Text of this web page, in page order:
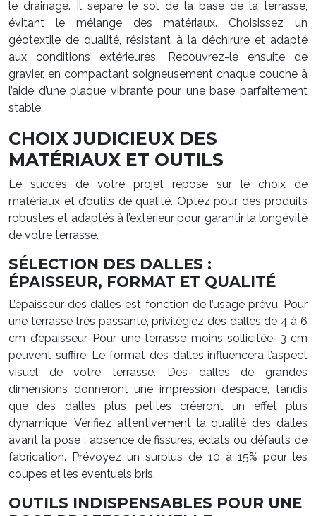
le drainage. Il sépare le sol de la base de la terrasse,
évitant le mélange des matériaux. Choisissez un
géotextile de qualité, résistant à la déchirure et adapté
aux conditions extérieures. Recouvrez-le ensuite de
gravier, en compactant soigneusement chaque couche à
l’aide d’une plaque vibrante pour une base parfaitement
stable.
CHOIX JUDICIEUX DES
MATÉRIAUX ET OUTILS
Le succès de votre projet repose sur le choix de
matériaux et d’outils de qualité. Optez pour des produits
robustes et adaptés à l’extérieur pour garantir la longévité
de votre terrasse.
SÉLECTION DES DALLES :
ÉPAISSEUR, FORMAT ET QUALITÉ
L’épaisseur des dalles est fonction de l’usage prévu. Pour
une terrasse très passante, privilégiez des dalles de 4 à 6
cm d’épaisseur. Pour une terrasse moins sollicitée, 3 cm
peuvent suffire. Le format des dalles influencera l’aspect
visuel de votre terrasse. Des dalles de grandes
dimensions donneront une impression d’espace, tandis
que des dalles plus petites créeront un effet plus
dynamique. Vérifiez attentivement la qualité des dalles
avant la pose : absence de fissures, éclats ou défauts de
fabrication. Prévoyez un surplus de 10 à 15% pour les
coupes et les éventuels bris.
OUTILS INDISPENSABLES POUR UNE